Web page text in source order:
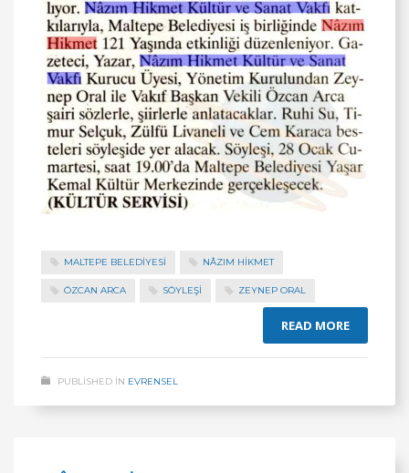
MALTEPE BELEDİYESİ NÂZIM HIKMET
ÖZCAN ARCA SÖYLEŞİ ZEYNEP ORAL
READ MORE
PUBLISHED IN EVRENSEL